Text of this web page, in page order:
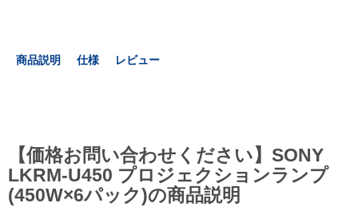
商品説明 仕様 レビュー
【価格お問い合わせください】SONY
LKRM-U450 プロジェクションランプ
(450W×6パック)の商品説明